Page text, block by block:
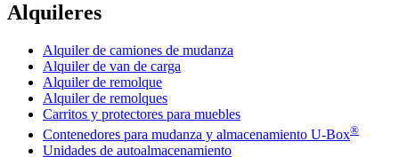
Alquileres
Alquiler de camiones de mudanza
Alquiler de van de carga
Alquiler de remolque
Alquiler de remolques
Carritos y protectores para muebles
Contenedores para mudanza y almacenamiento U-Box®
Unidades de autoalmacenamiento